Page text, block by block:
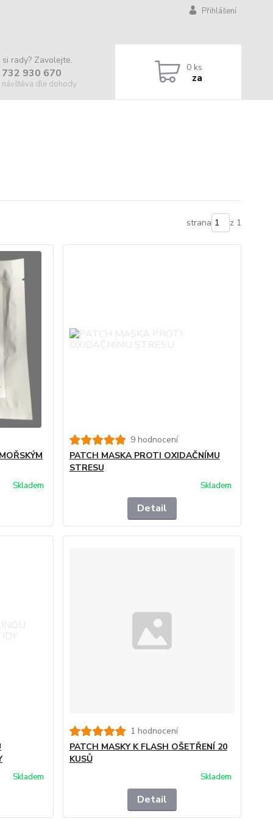
Přihlášení
rady? Zavolejte.
930 670
dle dohody
0 ks
za
strana z 1
Skladem
9 hodnocení
PATCH MASKA PROTI OXIDAČNÍMU
STRESU
Skladem
Detail
Skladem
1 hodnocení
PATCH MASKY K FLASH OŠETŘENÍ 20
KUSŮ
Skladem
Detail